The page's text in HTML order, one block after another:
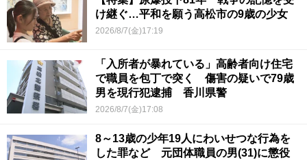
け継ぐ…平和を願う高松市の9歳の少女
2026/8/7(金)17:19
「入所者が暴れている」高齢者向け住宅
で職員を包丁で突く 傷害の疑いで79歳
男を現行犯逮捕 香川県警
2026/8/7(金)17:08
8～13歳の少年19人にわいせつな行為を
した罪など 元団体職員の男(31)に懲役